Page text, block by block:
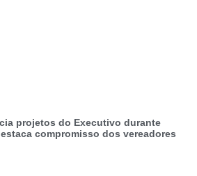
projetos do Executivo durante
compromisso dos vereadores